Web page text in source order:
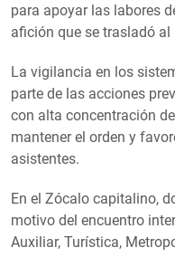
para apoyar las labores
afición que se trasladó
La vigilancia en los
parte de las acciones
con alta concentración
mantener el orden y
asistentes.
En el Zócalo capitalino,
motivo del encuentro
Auxiliar, Turística,